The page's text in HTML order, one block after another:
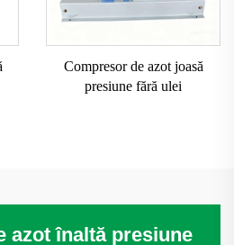
Compresor de azot joasă
presiune fără ulei
azot înaltă presiune